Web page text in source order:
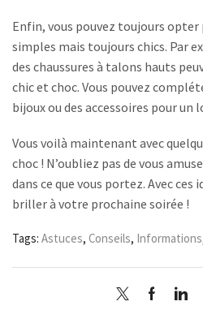
Enfin, vous pouvez toujours opter
simples mais toujours chics. Par
des chaussures à talons hauts
chic et choc. Vous pouvez
bijoux ou des accessoires pour un
Vous voilà maintenant avec
choc ! N’oubliez pas de vous
dans ce que vous portez. Avec ces
briller à votre prochaine soirée !
Tags: Astuces, Conseils, Informations